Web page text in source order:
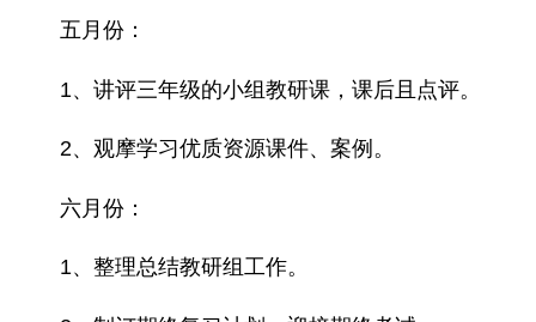
五月份：
1、讲评三年级的小组教研课，课后且点评。
2、观摩学习优质资源课件、案例。
六月份：
1、整理总结教研组工作。